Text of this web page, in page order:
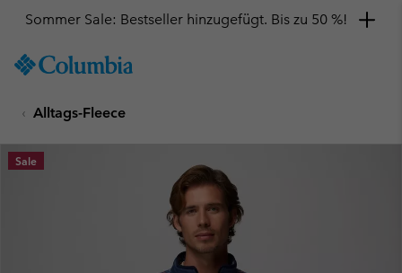
TO
SKIP
MAIN
NAV
Sommer Sale: Bestseller hinzugefügt. Bis zu 50 %!
Alltags-Fleece
Sale